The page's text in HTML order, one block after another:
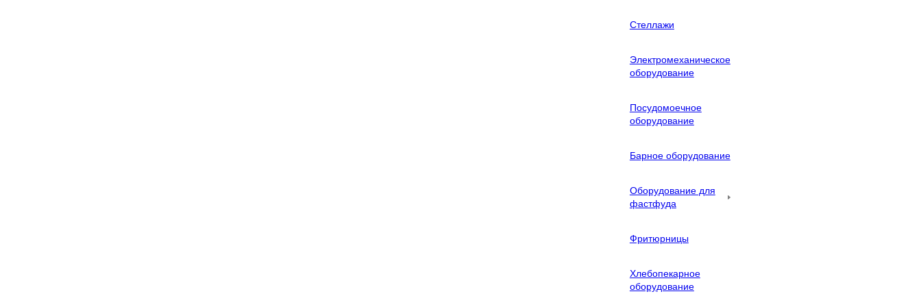
Стеллажи
Электромеханическое
оборудование
Посудомоечное
оборудование
Барное оборудование
Оборудование для
фастфуда
Фритюрницы
Хлебопекарное
оборудование